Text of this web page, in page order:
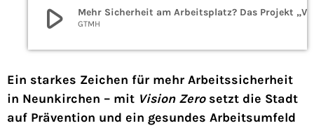
play_arrow GTMH
Ein starkes Zeichen für mehr Arbeitssicherheit
in Neunkirchen – mit Vision Zerosetzt die Stadt
auf Prävention und ein gesundes Arbeitsumfeld